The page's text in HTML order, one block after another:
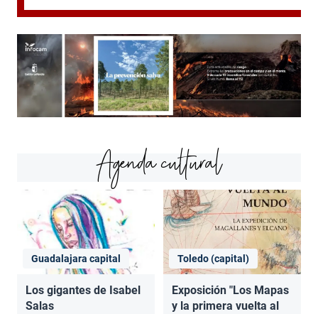
Agenda cultural
Guadalajara capital
Los gigantes de Isabel
Salas
Toledo (capital)
Exposición "Los Mapas
y la primera vuelta al